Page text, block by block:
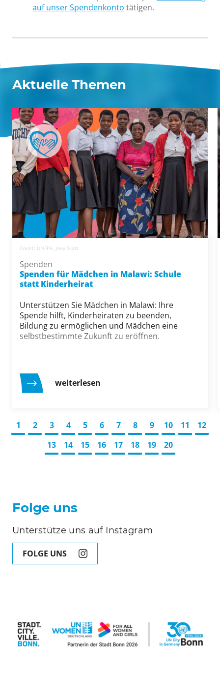
auf unser Spendenkonto tätigen.
Aktuelle Themen
Credit: UNFPA, Joey Scott
Spenden
Spenden für Mädchen in Malawi: Schule
statt Kinderheirat
Unterstützen Sie Mädchen in Malawi: Ihre
Spende hilft, Kinderheiraten zu beenden,
Bildung zu ermöglichen und Mädchen eine
selbstbestimmte Zukunft zu eröffnen.
weiterlesen
1 2 3 4 5 6 7 8 9 10 11
12
13
14 15 16 17 18 19 20
Folge uns
Unterstütze uns auf Instagram
FOLGE UNS